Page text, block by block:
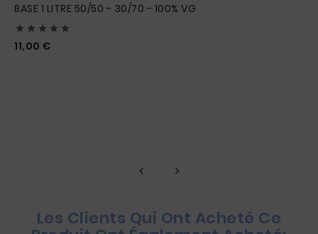
BASE 1 LITRE 50/50 - 30/70 - 100% VG
    
11,00 €
Les Clients Qui Ont Acheté Ce